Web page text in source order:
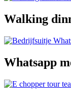
Walking
Whatsapp